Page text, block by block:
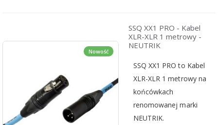
Nowość
SSQ XX1 PRO - Kabel
XLR-XLR 1 metrowy -
NEUTRIK
SSQ XX1 PRO to Kabel
XLR-XLR 1 metrowy na
końcówkach
renomowanej marki
NEUTRIK.